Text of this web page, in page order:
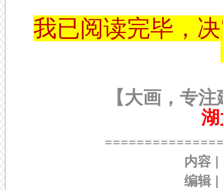
我已阅读完毕，
【大画，专
湖
内容 |
编辑 |